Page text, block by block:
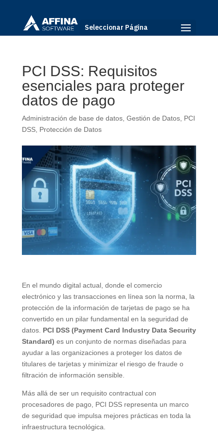
Seleccionar Página
PCI DSS: Requisitos
esenciales para proteger
datos de pago
Administración de base de datos, Gestión de Datos, PCI
DSS, Protección de Datos
En el mundo digital actual, donde el comercio
electrónico y las transacciones en línea son la norma, la
protección de la información de tarjetas de pago se ha
convertido en un pilar fundamental en la seguridad de
datos. PCI DSS (Payment Card Industry Data Security
Standard) es un conjunto de normas diseñadas para
ayudar a las organizaciones a proteger los datos de
titulares de tarjetas y minimizar el riesgo de fraude o
filtración de información sensible.
Más allá de ser un requisito contractual con
procesadores de pago, PCI DSS representa un marco
de seguridad que impulsa mejores prácticas en toda la
infraestructura tecnológica.